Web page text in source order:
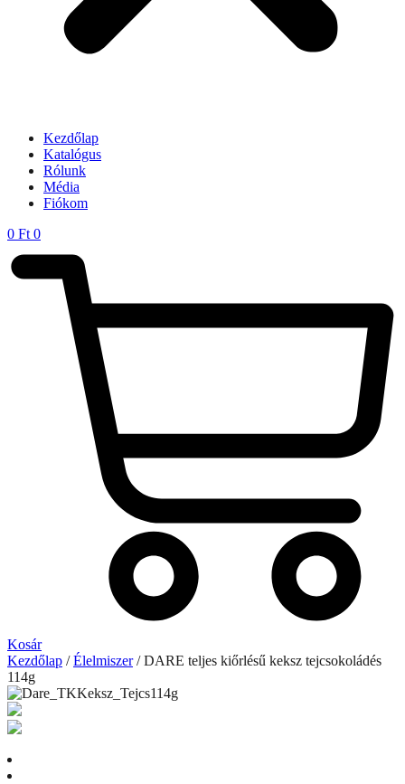
Kezdőlap
Katalógus
Rólunk
Média
Fiókom
0 Ft 0
Kosár
Kezdőlap /Élelmiszer/ DARE teljes kiőrlésű keksz tejcsokoládés
114g